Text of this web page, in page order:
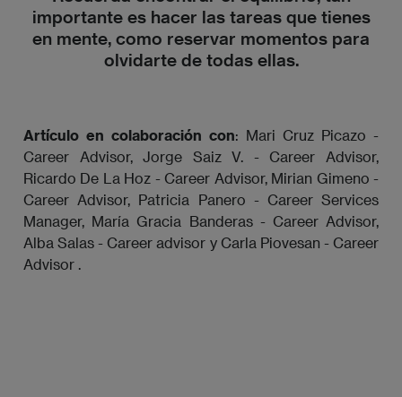
importante es hacer las tareas que tienes
en mente, como reservar momentos para
olvidarte de todas ellas.
Artículo en colaboración con: Mari Cruz Picazo -
Career Advisor, Jorge Saiz V. - Career Advisor,
Ricardo De La Hoz - Career Advisor, Mirian Gimeno -
Career Advisor, Patricia Panero - Career Services
Manager, María Gracia Banderas - Career Advisor,
Alba Salas - Career advisor y Carla Piovesan - Career
Advisor .